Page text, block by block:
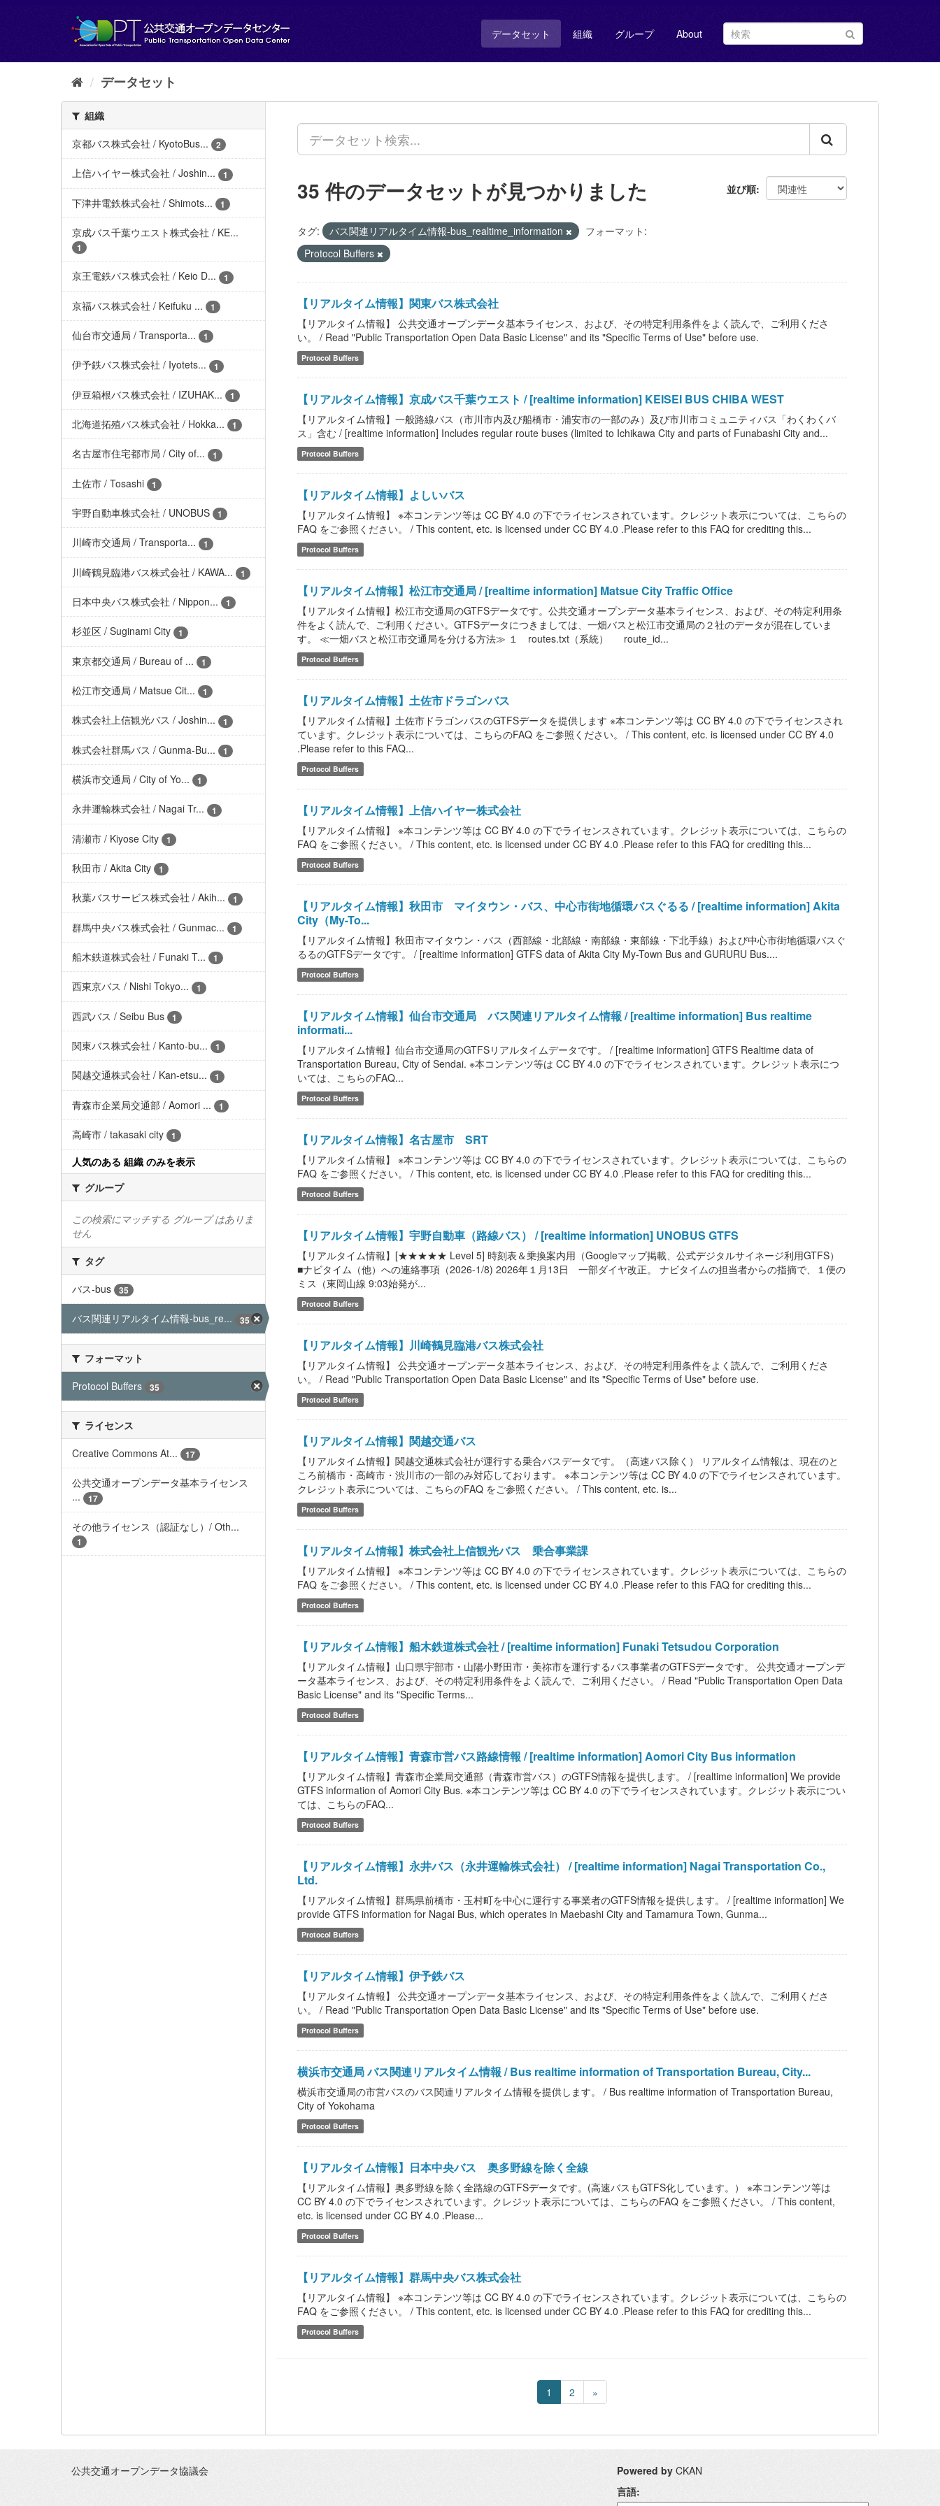
し
データセット 組織 グループ About
データセット
組織
京都バス株式会社 / KyotoBus...
2
上信ハイヤー株式会社 / Joshin... 1
下津井電鉄株式会社 / Shimots... 1
京成バス千葉ウエスト株式会社 / KE...
1
京王電鉄バス株式会社 / Keio D... 1
京福バス株式会社 / Keifuku ... 1
仙台市交通局 / Transporta... 1
伊予鉄バス株式会社 / Iyotets... 1
伊豆箱根バス株式会社 / IZUHAK... 1
北海道拓殖バス株式会社 / Hokka... 1
名古屋市住宅都市局 / City of... 1
土佐市 / Tosashi 1
宇野自動車株式会社 / UNOBUS 1
川崎市交通局 / Transporta... 1
川崎鶴見臨港バス株式会社 / KAWA... 1
日本中央バス株式会社 / Nippon... 1
杉並区 / Suginami City 1
東京都交通局 / Bureau of ... 1
松江市交通局 / Matsue Cit... 1
株式会社上信観光バス / Joshin... 1
株式会社群馬バス / Gunma-Bu... 1
横浜市交通局 / City of Yo... 1
永井運輸株式会社 / Nagai Tr... 1
清瀬市 / Kiyose City 1
秋田市 / Akita City 1
秋葉バスサービス株式会社 / Akih... 1
群馬中央バス株式会社 / Gunmac... 1
船木鉄道株式会社 / Funaki T... 1
西東京バス / Nishi Tokyo... 1
西武バス / Seibu Bus 1
関東バス株式会社 / Kanto-bu... 1
関越交通株式会社 / Kan-etsu... 1
青森市企業局交通部 / Aomori ... 1
高崎市 / takasaki city 1
人気のある 組織 のみを表示
グループ
この検索にマッチする グループ はありま
せん
タグ
バス-bus
35
バス関連リアルタイム情報-bus_re... 35
フォーマット
Protocol Buffers
35
ライセンス
Creative Commons At...
17
公共交通オープンデータ基本ライセンス
...
17
その他ライセンス（認証なし）/ Oth...
1
並び順
35 件のデータセットが見つかりました
タグ: バス関連リアルタイム情報-bus_realtime_information
フォーマット:
Protocol Buffers
【リアルタイム情報】関東バス株式会社
【リアルタイム情報】 公共交通オープンデータ基本ライセンス、および、その特定利用条件をよく読んで、ご利用くださ
い。 / Read "Public Transportation Open Data Basic License" and its "Specific Terms of Use" before use.
Protocol Buffers
【リアルタイム情報】京成バス千葉ウエスト / [realtime information] KEISEI BUS CHIBA WEST
【リアルタイム情報】一般路線バス（市川市内及び船橋市・浦安市の一部のみ）及び市川市コミュニティバス「わくわくバ
ス」含む / [realtime information] Includes regular route buses (limited to Ichikawa City and parts of Funabashi City and...
Protocol Buffers
【リアルタイム情報】よしいバス
【リアルタイム情報】 ※本コンテンツ等は CC BY 4.0 の下でライセンスされています。クレジット表示については、こちらの
FAQ をご参照ください。 / This content, etc. is licensed under CC BY 4.0 .Please refer to this FAQ for crediting this...
Protocol Buffers
【リアルタイム情報】松江市交通局 / [realtime information] Matsue City Traffic Office
【リアルタイム情報】松江市交通局のGTFSデータです。公共交通オープンデータ基本ライセンス、および、その特定利用条
件をよく読んで、ご利用ください。GTFSデータにつきましては、一畑バスと松江市交通局の２社のデータが混在していま
す。 ≪一畑バスと松江市交通局を分ける方法≫ １ routes.txt（系統） route_id...
Protocol Buffers
【リアルタイム情報】土佐市ドラゴンバス
【リアルタイム情報】土佐市ドラゴンバスのGTFSデータを提供します ※本コンテンツ等は CC BY 4.0 の下でライセンスされ
ています。クレジット表示については、こちらのFAQ をご参照ください。 / This content, etc. is licensed under CC BY 4.0
.Please refer to this FAQ...
Protocol Buffers
【リアルタイム情報】上信ハイヤー株式会社
【リアルタイム情報】 ※本コンテンツ等は CC BY 4.0 の下でライセンスされています。クレジット表示については、こちらの
FAQ をご参照ください。 / This content, etc. is licensed under CC BY 4.0 .Please refer to this FAQ for crediting this...
Protocol Buffers
【リアルタイム情報】秋田市 マイタウン・バス、中心市街地循環バスぐるる / [realtime information] Akita
City（My-To...
【リアルタイム情報】秋田市マイタウン・バス（西部線・北部線・南部線・東部線・下北手線）および中心市街地循環バスぐ
るるのGTFSデータです。 / [realtime information] GTFS data of Akita City My-Town Bus and GURURU Bus....
Protocol Buffers
【リアルタイム情報】仙台市交通局 バス関連リアルタイム情報 / [realtime information] Bus realtime
informati...
【リアルタイム情報】仙台市交通局のGTFSリアルタイムデータです。 / [realtime information] GTFS Realtime data of
Transportation Bureau, City of Sendai. ※本コンテンツ等は CC BY 4.0 の下でライセンスされています。クレジット表示につ
いては、こちらのFAQ...
Protocol Buffers
【リアルタイム情報】名古屋市 SRT
【リアルタイム情報】 ※本コンテンツ等は CC BY 4.0 の下でライセンスされています。クレジット表示については、こちらの
FAQ をご参照ください。 / This content, etc. is licensed under CC BY 4.0 .Please refer to this FAQ for crediting this...
Protocol Buffers
【リアルタイム情報】宇野自動車（路線バス） / [realtime information] UNOBUS GTFS
【リアルタイム情報】[★★★★★ Level 5] 時刻表＆乗換案内用（Googleマップ掲載、公式デジタルサイネージ利用GTFS）
■ナビタイム（他）への連絡事項（2026-1/8) 2026年１月13日 一部ダイヤ改正。 ナビタイムの担当者からの指摘で、１便の
ミス（東岡山線 9:03始発が...
Protocol Buffers
【リアルタイム情報】川崎鶴見臨港バス株式会社
【リアルタイム情報】 公共交通オープンデータ基本ライセンス、および、その特定利用条件をよく読んで、ご利用くださ
い。 / Read "Public Transportation Open Data Basic License" and its "Specific Terms of Use" before use.
Protocol Buffers
【リアルタイム情報】関越交通バス
【リアルタイム情報】関越交通株式会社が運行する乗合バスデータです。（高速バス除く） リアルタイム情報は、現在のと
ころ前橋市・高崎市・渋川市の一部のみ対応しております。 ※本コンテンツ等は CC BY 4.0 の下でライセンスされています。
クレジット表示については、こちらのFAQ をご参照ください。 / This content, etc. is...
Protocol Buffers
【リアルタイム情報】株式会社上信観光バス 乗合事業課
【リアルタイム情報】 ※本コンテンツ等は CC BY 4.0 の下でライセンスされています。クレジット表示については、こちらの
FAQ をご参照ください。 / This content, etc. is licensed under CC BY 4.0 .Please refer to this FAQ for crediting this...
Protocol Buffers
【リアルタイム情報】船木鉄道株式会社 / [realtime information] Funaki Tetsudou Corporation
【リアルタイム情報】山口県宇部市・山陽小野田市・美祢市を運行するバス事業者のGTFSデータです。 公共交通オープンデ
ータ基本ライセンス、および、その特定利用条件をよく読んで、ご利用ください。 / Read "Public Transportation Open Data
Basic License" and its "Specific Terms...
Protocol Buffers
【リアルタイム情報】青森市営バス路線情報 / [realtime information] Aomori City Bus information
【リアルタイム情報】青森市企業局交通部（青森市営バス）のGTFS情報を提供します。 / [realtime information] We provide
GTFS information of Aomori City Bus. ※本コンテンツ等は CC BY 4.0 の下でライセンスされています。クレジット表示につい
ては、こちらのFAQ...
Protocol Buffers
【リアルタイム情報】永井バス（永井運輸株式会社） / [realtime information] Nagai Transportation Co.,
Ltd.
【リアルタイム情報】群馬県前橋市・玉村町を中心に運行する事業者のGTFS情報を提供します。 / [realtime information] We
provide GTFS information for Nagai Bus, which operates in Maebashi City and Tamamura Town, Gunma...
Protocol Buffers
【リアルタイム情報】伊予鉄バス
【リアルタイム情報】 公共交通オープンデータ基本ライセンス、および、その特定利用条件をよく読んで、ご利用くださ
い。 / Read "Public Transportation Open Data Basic License" and its "Specific Terms of Use" before use.
Protocol Buffers
横浜市交通局 バス関連リアルタイム情報 / Bus realtime information of Transportation Bureau, City...
横浜市交通局の市営バスのバス関連リアルタイム情報を提供します。 / Bus realtime information of Transportation Bureau,
City of Yokohama
Protocol Buffers
【リアルタイム情報】日本中央バス 奥多野線を除く全線
【リアルタイム情報】奥多野線を除く全路線のGTFSデータです。(高速バスもGTFS化しています。） ※本コンテンツ等は
CC BY 4.0 の下でライセンスされています。クレジット表示については、こちらのFAQ をご参照ください。 / This content,
etc. is licensed under CC BY 4.0 .Please...
Protocol Buffers
【リアルタイム情報】群馬中央バス株式会社
【リアルタイム情報】 ※本コンテンツ等は CC BY 4.0 の下でライセンスされています。クレジット表示については、こちらの
FAQ をご参照ください。 / This content, etc. is licensed under CC BY 4.0 .Please refer to this FAQ for crediting this...
Protocol Buffers
1 2 »
公共交通オープンデータ協議会 Powered by CKAN
言語